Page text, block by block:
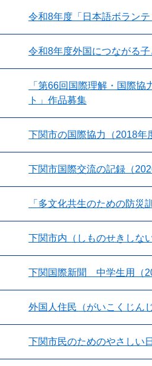
令和8年度「日本語ボラン
令和8年度外国につながる
「第66回国際理解・国際
ト」作品募集
下関市の国際協力（2018年
下関市国際交流の記録（
「多文化共生のための防災
下関市内（しものせきしな
下関国際新聞 中学生用（
外国人住民（がいこくじん
下関市民のためのやさしい